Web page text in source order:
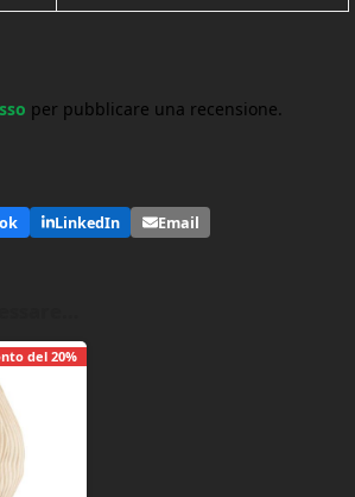
per pubblicare una recensione.
LinkedIn Email
del20%